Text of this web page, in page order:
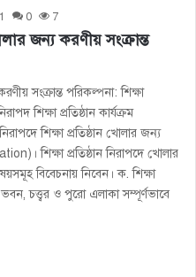
0 7
জন্য করণীয় সংক্রান্ত
সংক্রান্ত পরিকল্পনা: শিক্ষা
শিক্ষা প্রতিষ্ঠান কার্যক্রম
শিক্ষা প্রতিষ্ঠান খােলার জন্য
শিক্ষা প্রতিষ্ঠান নিরাপদে খােলার
বিবেচনায় নিবেন। ক. শিক্ষা
ভবন, চত্ত্বর ও পুরাে এলাকা সম্পূর্ণভাবে